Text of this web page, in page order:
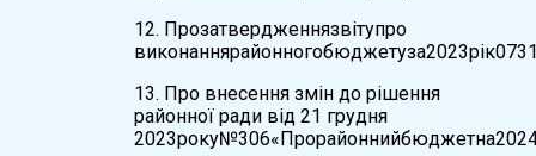
12. Прозатвердженнязвітупро
13. Про внесення змін до рішення
районної ради від 21 грудня